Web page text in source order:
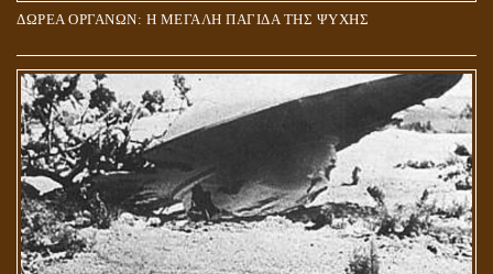
ΔΩΡΕΑ ΟΡΓΑΝΩΝ: Η ΜΕΓΑΛΗ ΠΑΓΙΔΑ ΤΗΣ ΨΥΧΗΣ